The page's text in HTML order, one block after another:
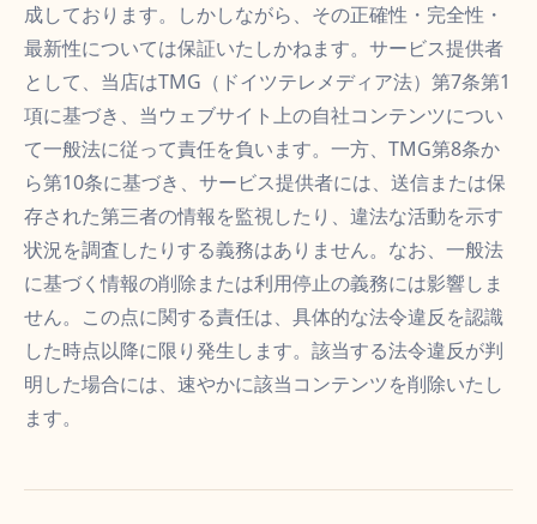
成しております。しかしながら、その正確性・完全性・
最新性については保証いたしかねます。サービス提供者
として、当店はTMG（ドイツテレメディア法）第7条第1
項に基づき、当ウェブサイト上の自社コンテンツについ
て一般法に従って責任を負います。一方、TMG第8条か
ら第10条に基づき、サービス提供者には、送信または保
存された第三者の情報を監視したり、違法な活動を示す
状況を調査したりする義務はありません。なお、一般法
に基づく情報の削除または利用停止の義務には影響しま
せん。この点に関する責任は、具体的な法令違反を認識
した時点以降に限り発生します。該当する法令違反が判
明した場合には、速やかに該当コンテンツを削除いたし
ます。